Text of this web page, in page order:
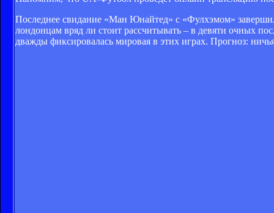
Последнее свидание «Ман Юнайтед» с «Фулхэмом»
лондонцам вряд ли стоит рассчитывать – в девяти очных
дважды фиксировалась мировая в этих играх. Прогноз: